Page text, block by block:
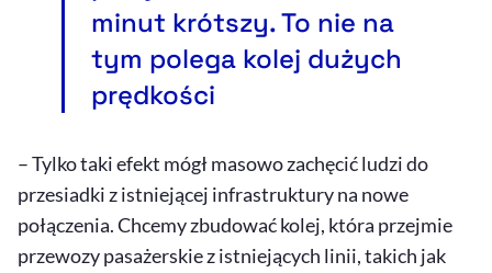
minut krótszy. To nie na
tym polega kolej dużych
prędkości
– Tylko taki efekt mógł masowo zachęcić ludzi do
przesiadki z istniejącej infrastruktury na nowe
połączenia. Chcemy zbudować kolej, która przejmie
przewozy pasażerskie z istniejących linii, takich jak